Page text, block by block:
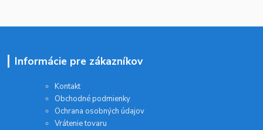
Informácie pre zákazníkov
Kontakt
Obchodné podmienky
Ochrana osobných údajov
Vrátenie tovaru